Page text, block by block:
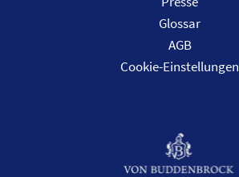
Glossar
AGB
Cookie-Einstellungen